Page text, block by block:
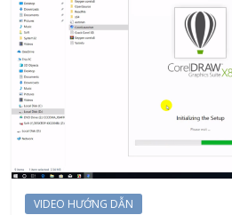
VIDEO HƯỚNG DẪN